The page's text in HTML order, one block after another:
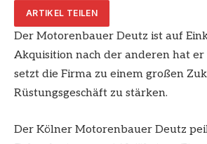
ARTIKEL TEILEN
Der Motorenbauer Deutz ist auf
Akquisition nach der anderen hat
setzt die Firma zu einem großen
Rüstungsgeschäft zu stärken.
Der Kölner Motorenbauer Deutz